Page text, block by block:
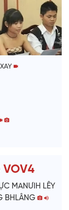
VOV4
MANƯIH LÊY
BHLÂNG